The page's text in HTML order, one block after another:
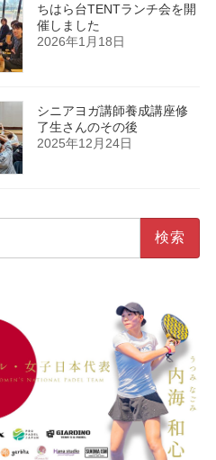
ちはら台TENTランチ会を開
催しました
2026年1月18日
シニアヨガ講師養成講座修
了生さんのその後
2025年12月24日